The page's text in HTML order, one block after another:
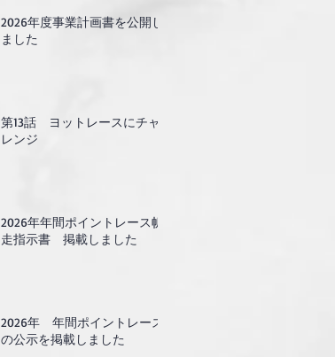
2026年度事業計画書を公開し
ました
第13話 ヨットレースにチャ
レンジ
2026年年間ポイントレース帆
走指示書 掲載しました
2026年 年間ポイントレース
の公示を掲載しました